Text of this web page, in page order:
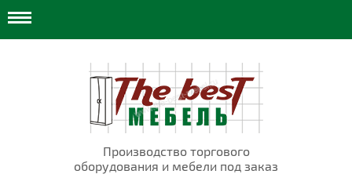
Производство торгового
оборудования и мебели под заказ